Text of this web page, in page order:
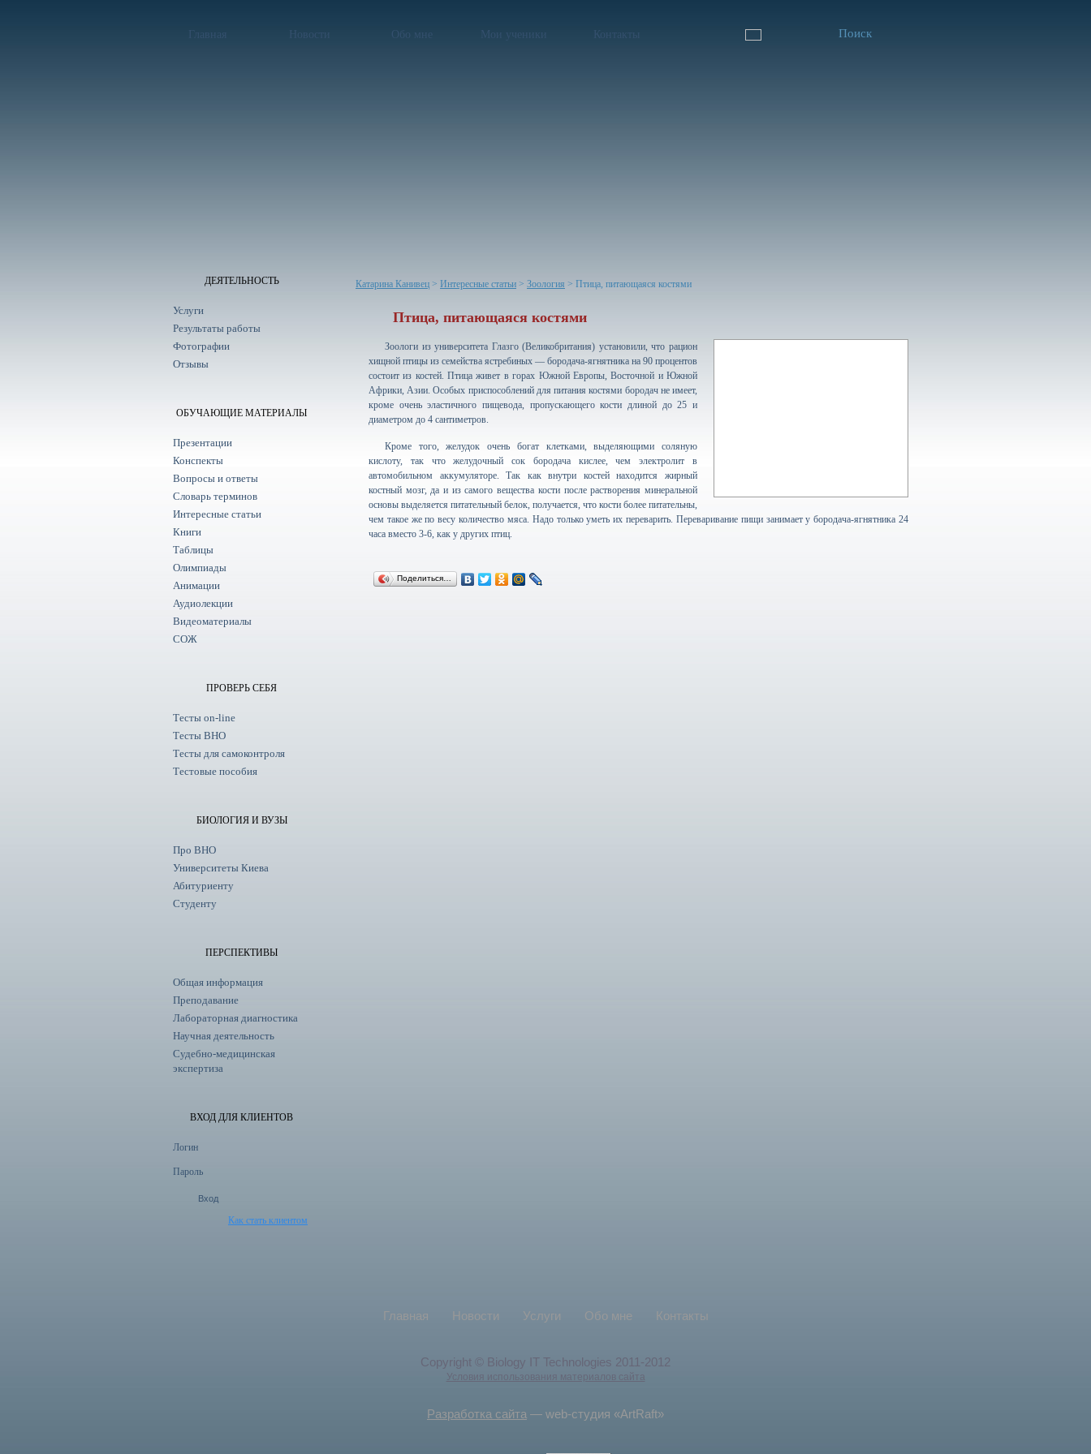
Главная Новости Обо мне Мои ученики Контакты
ДЕЯТЕЛЬНОСТЬ
Услуги
Результаты работы
Фотографии
Отзывы
ОБУЧАЮЩИЕ МАТЕРИАЛЫ
Презентации
Конспекты
Вопросы и ответы
Словарь терминов
Интересные статьи
Книги
Таблицы
Олимпиады
Анимации
Аудиолекции
Видеоматериалы
СОЖ
ПРОВЕРЬ СЕБЯ
Тесты on-line
Тесты ВНО
Тесты для самоконтроля
Тестовые пособия
БИОЛОГИЯ И ВУЗЫ
Про ВНО
Университеты Киева
Абитуриенту
Студенту
ПЕРСПЕКТИВЫ
Общая информация
Преподавание
Лабораторная диагностика
Научная деятельность
Судебно-медицинская
экспертиза
ВХОД ДЛЯ КЛИЕНТОВ
Логин
Пароль
Как стать клиентом
Катарина Канивец > Интересные статьи > Зоология > Птица, питающаяся костями
Птица, питающаяся костями
Зоологи из университета Глазго (Великобритания) установили, что рацион
хищной птицы из семейства ястребиных — бородача-ягнятника на 90 процентов
состоит из костей. Птица живет в горах Южной Европы, Восточной и Южной
Африки, Азии. Особых приспособлений для питания костями бородач не имеет,
кроме очень эластичного пищевода, пропускающего кости длиной до 25 и
диаметром до 4 сантиметров.
Кроме того, желудок очень богат клетками, выделяющими соляную
кислоту, так что желудочный сок бородача кислее, чем электролит в
автомобильном аккумуляторе. Так как внутри костей находится жирный
костный мозг, да и из самого вещества кости после растворения минеральной
основы выделяется питательный белок, получается, что кости более питательны,
чем такое же по весу количество мяса. Надо только уметь их переварить. Переваривание пищи занимает у бородача-ягнятника 24
часа вместо 3-6, как у других птиц.
Поделиться…
Главная Новости Услуги Обо мне Контакты
Copyright © Biology IT Technologies 2011-2012
Условия использования материалов сайта
Разработка сайта — web-студия «ArtRaft»